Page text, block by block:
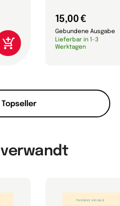
Topseller
15,00 €
Gebundene Ausgabe
Lieferbar in 1-3
Werktagen